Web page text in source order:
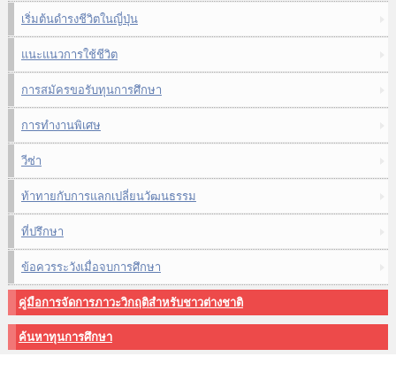
เริ่มต้นดำรงชีวิตในญี่ปุ่น
แนะแนวการใช้ชีวิต
การสมัครขอรับทุนการศึกษา
การทำงานพิเศษ
วีซ่า
ท้าทายกับการแลกเปลี่ยนวัฒนธรรม
ที่ปรึกษา
ข้อควรระวังเมื่อจบการศึกษา
คู่มือการจัดการภาวะวิกฤติสำหรับชาวต่างชาติ
ค้นหาทุนการศึกษา